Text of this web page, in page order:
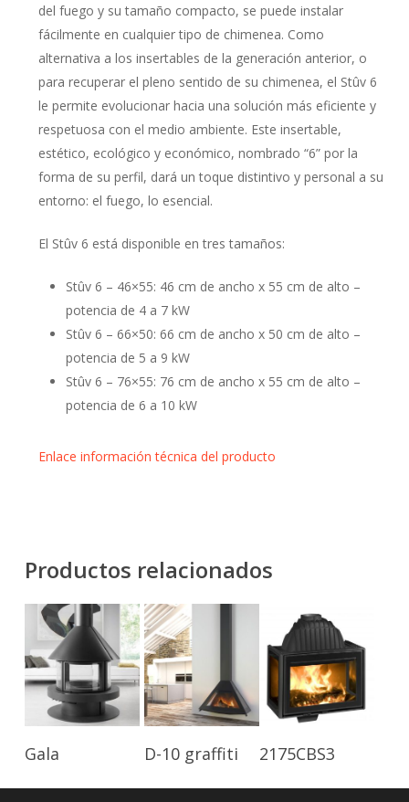
del fuego y su tamaño compacto, se puede instalar
fácilmente en cualquier tipo de chimenea. Como
alternativa a los insertables de la generación anterior, o
para recuperar el pleno sentido de su chimenea, el Stûv 6
le permite evolucionar hacia una solución más eficiente y
respetuosa con el medio ambiente. Este insertable,
estético, ecológico y económico, nombrado “6” por la
forma de su perfil, dará un toque distintivo y personal a su
entorno: el fuego, lo esencial.
El Stûv 6 está disponible en tres tamaños:
Stûv 6 – 46×55: 46 cm de ancho x 55 cm de alto –
potencia de 4 a 7 kW
Stûv 6 – 66×50: 66 cm de ancho x 50 cm de alto –
potencia de 5 a 9 kW
Stûv 6 – 76×55: 76 cm de ancho x 55 cm de alto –
potencia de 6 a 10 kW
Enlace información técnica del producto
Productos relacionados
Gala Leer Más
D-10 graffiti Leer Más
2175CBS3